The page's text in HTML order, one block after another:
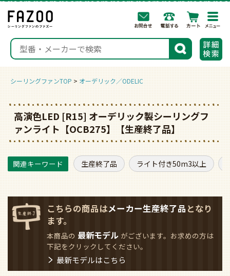
検索
シーリングファンTOP オーデリック／ODELIC
高演色LED [R15] オーデリック製シーリングフ
ァンライト【OCB275】【生産終了品】
生産終了品 ライト付き50m3以上
こちらの商品はメーカー生産終了品 となり
ます。
本商品の 最新モデル がございます。お求めの方は
下記をクリックしてください。
最新モデルはこちら